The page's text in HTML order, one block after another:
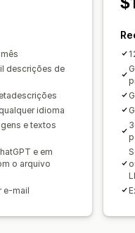
descrições de
idioma
e textos
e em
o arquivo
e-mail